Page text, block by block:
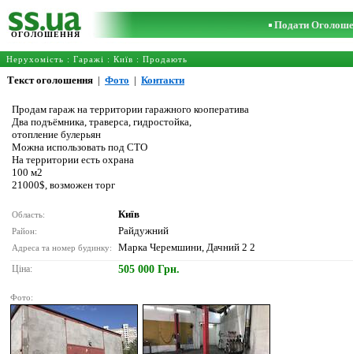
ОГОЛОШЕННЯ
Подати
Нерухомість : Гаражі : Київ : Продають
Текст оголошення | Фото | Контакти
Продам гараж на территории гаражного кооператива
Два подъёмника, траверса, гидростойка,
отопление булерьян
Можна использовать под СТО
На территории есть охрана
100 м2
21000$, возможен торг
Область: Київ
Район: Райдужний
Адреса та номер будинку: Марка Черемшини, Дачний 2 2
Ціна: 505 000 Грн.
Фото: